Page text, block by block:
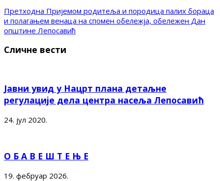
Претходна Пријемом родитеља и породица палих бораца
и полагањем венаца на спомен обележја, обележен Дан
општине Лепосавић
Сличне вести
Јавни увид у Нацрт плана детаљне
регулације дела центра насеља Лепосавић
24. јул 2020.
О Б А В Е Ш Т Е Њ Е
19. фебруар 2026.